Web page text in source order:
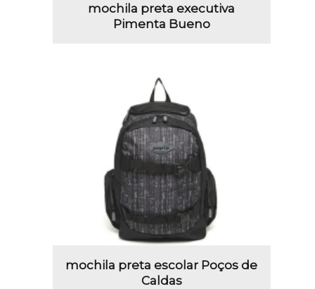
mochila preta executiva
Pimenta Bueno
mochila preta escolar Poços de
Caldas